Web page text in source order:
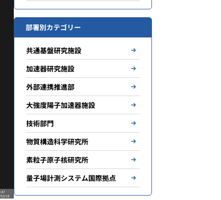
部署別カテゴリー
共通基盤研究施設
加速器研究施設
外部連携推進部
大強度陽子加速器施設
技術部門
物質構造科学研究所
素粒子原子核研究所
量子場計測システム国際拠点